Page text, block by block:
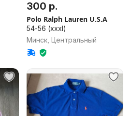
300 р.
Polo Ralph Lauren U.S.A
54-56 (xxxl)
Минск, Центральный